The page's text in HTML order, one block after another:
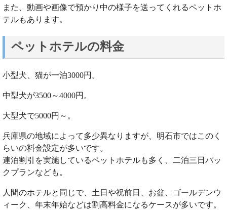
また、動画や画像で預かり中の様子を送ってくれるペットホ
テルもあります。
ペットホテルの料金
小型犬、猫が一泊3000円。
中型犬が3500～4000円。
大型犬で5000円～。
兵庫県の地域によって多少異なりますが、明石市ではこのく
らいの料金設定が多いです。
連泊割引を実施しているペットホテルも多く、二泊三日パッ
クプランなども。
人間のホテルと同じで、土日や祝前日、お盆、ゴールデンウ
ィーク、年末年始などは割高料金になるケースが多いです。